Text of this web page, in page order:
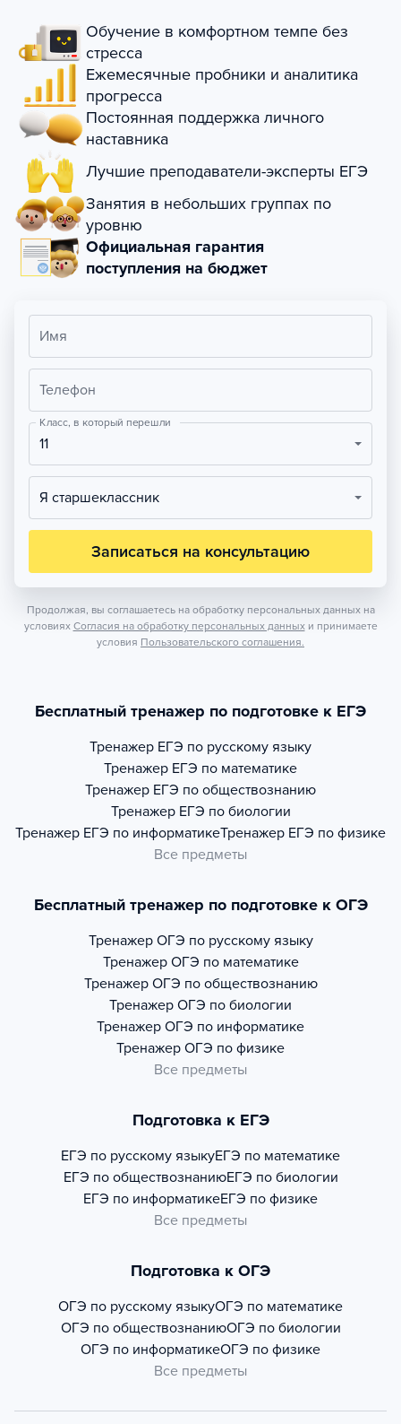
Обучение в комфортном темпе без
стресса
Ежемесячные пробники и аналитика
прогресса
Постоянная поддержка личного
наставника
Лучшие преподаватели-эксперты ЕГЭ
Занятия в небольших группах по
уровню
Официальная гарантия
поступления на бюджет
Имя
Телефон
Класс, в который перешли
11
Я старшеклассник
Записаться на консультацию
Продолжая, вы соглашаетесь на обработку персональных данных на
условиях Согласия на обработку персональных данных и принимаете
условия Пользовательского соглашения.
Бесплатный тренажер по подготовке к ЕГЭ
Тренажер ЕГЭ по русскому языку
Тренажер ЕГЭ по математике
Тренажер ЕГЭ по обществознанию
Тренажер ЕГЭ по биологии
Тренажер ЕГЭ по информатикеТренажер ЕГЭ по физике
Все предметы
Бесплатный тренажер по подготовке к ОГЭ
Тренажер ОГЭ по русскому языку
Тренажер ОГЭ по математике
Тренажер ОГЭ по обществознанию
Тренажер ОГЭ по биологии
Тренажер ОГЭ по информатике
Тренажер ОГЭ по физике
Все предметы
Подготовка к ЕГЭ
ЕГЭ по русскому языкуЕГЭ по математике
ЕГЭ по обществознаниюЕГЭ по биологии
ЕГЭ по информатикеЕГЭ по физике
Все предметы
Подготовка к ОГЭ
ОГЭ по русскому языкуОГЭ по математике
ОГЭ по обществознаниюОГЭ по биологии
ОГЭ по информатикеОГЭ по физике
Все предметы